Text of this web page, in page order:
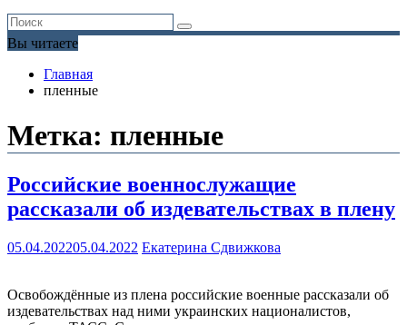
Вы читаете
Главная
пленные
Метка: пленные
Российские военнослужащие
рассказали об издевательствах в плену
05.04.202205.04.2022 Екатерина Сдвижкова
Освобождённые из плена российские военные рассказали об
издевательствах над ними украинских националистов,